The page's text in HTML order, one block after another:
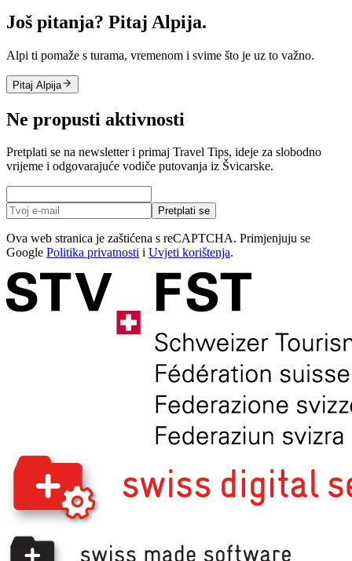
Još pitanja? Pitaj Alpija.
Alpi ti pomaže s turama, vremenom i svime što je uz to važno.
Pitaj Alpija
Ne propusti aktivnosti
Pretplati se na newsletter i primaj Travel Tips, ideje za slobodno
vrijeme i odgovarajuće vodiče putovanja iz Švicarske.
Pretplati se
Ova web stranica je zaštićena s reCAPTCHA. Primjenjuju se
Google Politika privatnosti i Uvjeti korištenja.